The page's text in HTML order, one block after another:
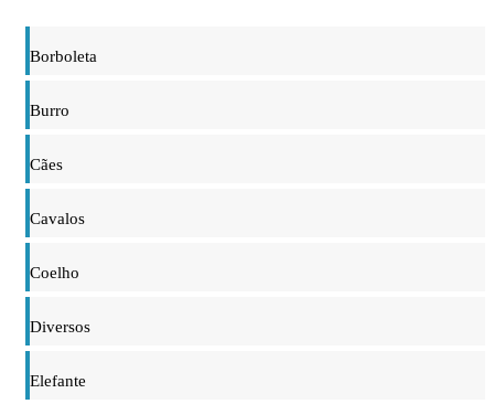
Borboleta
Burro
Cães
Cavalos
Coelho
Diversos
Elefante